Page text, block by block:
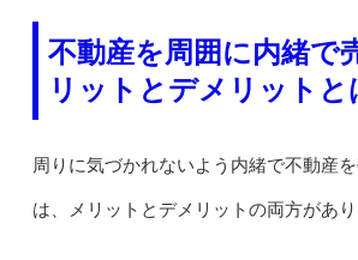
不動産を周囲に内緒で
リットとデメリットと
周りに気づかれないよう内緒で不動産
は、メリットとデメリットの両方があり